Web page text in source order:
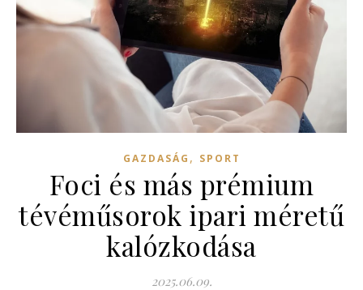
GAZDASÁG , SPORT
Foci és más prémium
tévéműsorok ipari méretű
kalózkodása
2025.06.09.